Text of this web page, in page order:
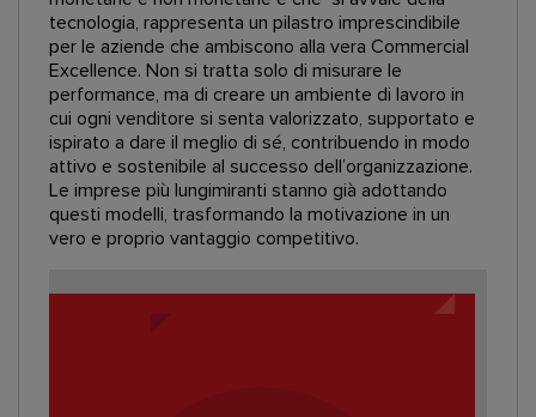
tecnologia, rappresenta un pilastro imprescindibile
per le aziende che ambiscono alla vera Commercial
Excellence. Non si tratta solo di misurare le
performance, ma di creare un ambiente di lavoro in
cui ogni venditore si senta valorizzato, supportato e
ispirato a dare il meglio di sé, contribuendo in modo
attivo e sostenibile al successo dell’organizzazione.
Le imprese più lungimiranti stanno già adottando
questi modelli, trasformando la motivazione in un
vero e proprio vantaggio competitivo.